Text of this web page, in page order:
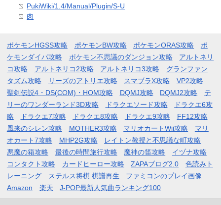
PukiWiki/1.4/Manual/Plugin/S-U
肉
ポケモンHGSS攻略 ポケモンBW攻略 ポケモンORAS攻略
ポ
ケモンダイパ攻略
ポケモン不思議のダンジョン攻略
アルトネリ
コ攻略
アルトネリコ2攻略 アルトネリコ3攻略
グランファン
タズム攻略
リーズのアトリエ攻略 スマブラX攻略
VP2攻略
聖剣伝説4・DS(COM)・HOM攻略
DQMJ攻略 DQMJ2攻略
テ
リーのワンダーランド3D攻略
ドラクエソード攻略
ドラクエ6攻
略
ドラクエ7攻略 ドラクエ8攻略 ドラクエ9攻略
FF12攻略
風来のシレン攻略
MOTHER3攻略 マリオカートWii攻略
マリ
オカート7攻略
MHP2G攻略
レイトン教授と不思議な町攻略
悪魔の箱攻略
最後の時間旅行攻略 魔神の笛攻略
イヅナ攻略
コンタクト攻略
カードヒーロー攻略 ZAPAブログ2.0
色読みト
レーニング
ステルス将棋 棋譜再生
ファミコンのプレイ画像
Amazon
楽天 J-POP最新人気曲ランキング100